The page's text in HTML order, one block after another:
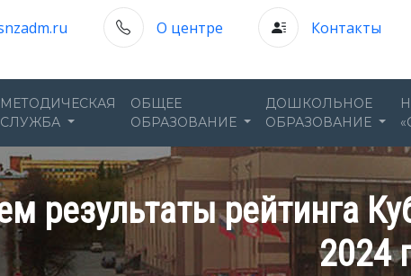
О центре Контакты
МЕТОДИЧЕСКАЯ
СЛУЖБА
ОБЩЕЕ
ОБРАЗОВАНИЕ
ДОШКОЛЬНОЕ
ОБРАЗОВАНИЕ
результаты рейтинга
2024